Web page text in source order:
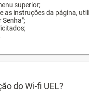
superior;
as instruções da página,
Senha";
do Wi-fi UEL?